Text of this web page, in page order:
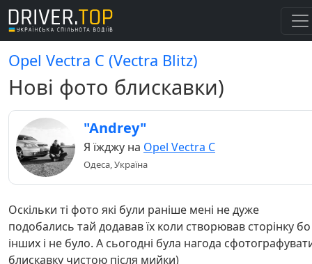
Opel Vectra C (Vectra Blitz)
Нові фото блискавки)
"Andrey"
Я їжджу на Opel Vectra C
Одеса, Україна
Оскільки ті фото які були раніше мені не дуже
подобались тай додавав їх коли створював сторінку бо
інших і не було. А сьогодні була нагода
блискавку чистою після мийки)